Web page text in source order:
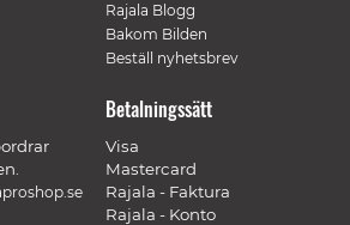
Rajala Blogg
Bakom Bilden
Beställ nyhetsbrev
Betalningssätt
Visa
Mastercard
Rajala - Faktura
Rajala - Konto